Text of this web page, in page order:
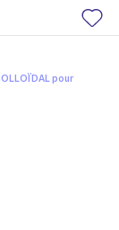
pour